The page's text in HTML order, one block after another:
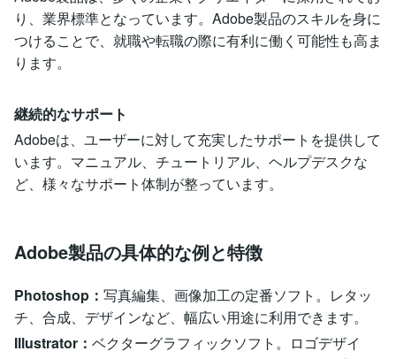
り、業界標準となっています。Adobe製品のスキルを身に
つけることで、就職や転職の際に有利に働く可能性も高ま
ります。
継続的なサポート
Adobeは、ユーザーに対して充実したサポートを提供して
います。マニュアル、チュートリアル、ヘルプデスクな
ど、様々なサポート体制が整っています。
Adobe製品の具体的な例と特徴
Photoshop： 写真編集、画像加工の定番ソフト。レタッ
チ、合成、デザインなど、幅広い用途に利用できます。
Illustrator： ベクターグラフィックソフト。ロゴデザイ